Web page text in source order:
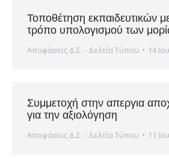
Τοποθέτηση εκπαιδευτικών
τρόπο υπολογισμού των
Αποφάσεις Δ.Σ. - Δελτία Τύπου 14
Συμμετοχή στην απεργια
για την αξιολόγηση
Αποφάσεις Δ.Σ. - Δελτία Τύπου 11